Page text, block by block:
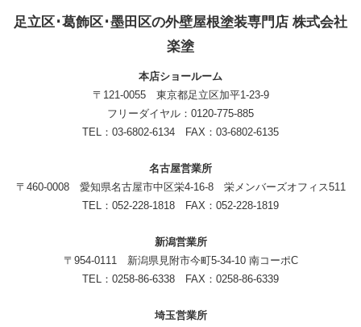
足立区･葛飾区･墨田区の外壁屋根塗装専門店 株式会社
楽塗
本店ショールーム
〒121-0055 東京都足立区加平1-23-9
フリーダイヤル：0120-775-885
TEL：03-6802-6134 FAX：03-6802-6135
名古屋営業所
〒460-0008 愛知県名古屋市中区栄4-16-8 栄メンバーズオフィス511
TEL：052-228-1818 FAX：052-228-1819
新潟営業所
〒954-0111 新潟県見附市今町5-34-10 南コーポC
TEL：0258-86-6338 FAX：0258-86-6339
埼玉営業所